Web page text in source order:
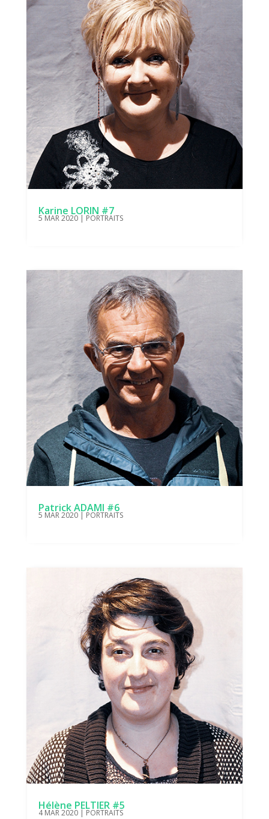
Karine LORIN #7
5 MAR 2020| PORTRAITS
Patrick ADAMI #6
5 MAR 2020| PORTRAITS
Hélène PELTIER #5
4 MAR 2020| PORTRAITS